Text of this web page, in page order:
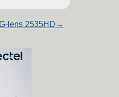
lens 2535HD →